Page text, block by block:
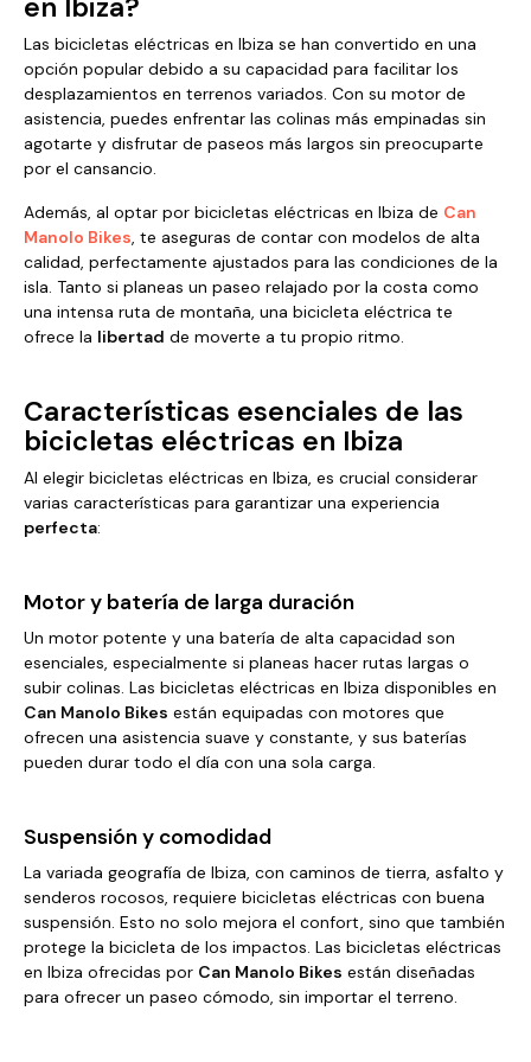
Las bicicletas eléctricas en Ibiza se han convertido en una
opción popular debido a su capacidad para facilitar los
desplazamientos en terrenos variados. Con su motor de
asistencia, puedes enfrentar las colinas más empinadas sin
agotarte y disfrutar de paseos más largos sin preocuparte
por el cansancio.
Además, al optar por bicicletas eléctricas en Ibiza de Can
Manolo Bikes, te aseguras de contar con modelos de alta
calidad, perfectamente ajustados para las condiciones de la
isla. Tanto si planeas un paseo relajado por la costa como
una intensa ruta de montaña, una bicicleta eléctrica te
ofrece la libertad de moverte a tu propio ritmo.
Características esenciales de las
bicicletas eléctricas en Ibiza
Al elegir bicicletas eléctricas en Ibiza, es crucial considerar
varias características para garantizar una experiencia
perfecta:
Motor y batería de larga duración
Un motor potente y una batería de alta capacidad son
esenciales, especialmente si planeas hacer rutas largas o
subir colinas. Las bicicletas eléctricas en Ibiza disponibles en
Can Manolo Bikes están equipadas con motores que
ofrecen una asistencia suave y constante, y sus baterías
pueden durar todo el día con una sola carga.
Suspensión y comodidad
La variada geografía de Ibiza, con caminos de tierra, asfalto y
senderos rocosos, requiere bicicletas eléctricas con buena
suspensión. Esto no solo mejora el confort, sino que también
protege la bicicleta de los impactos. Las bicicletas eléctricas
en Ibiza ofrecidas por Can Manolo Bikes están diseñadas
para ofrecer un paseo cómodo, sin importar el terreno.